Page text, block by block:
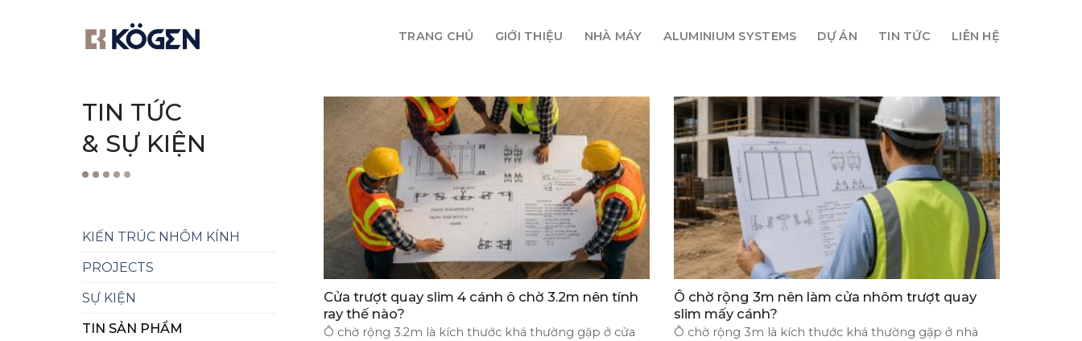
TRANG CHỦ GIỚI THIỆU NHÀ MÁY ALUMINIUM SYSTEMS DỰ ÁN TIN TỨC LIÊN HỆ
TIN TỨC
& SỰ KIỆN
KIẾN TRÚC NHÔM KÍNH
PROJECTS
SỰ KIỆN
TIN SẢN PHẨM
Cửa trượt quay slim 4 cánh ô chờ 3.2m nên tính
ray thế nào?
Ô chờ rộng 3.2m là kích thước khá thường gặp ở cửa
Ô chờ rộng 3m nên làm cửa nhôm trượt quay
slim mấy cánh?
Ô chờ rộng 3m là kích thước khá thường gặp ở nhà